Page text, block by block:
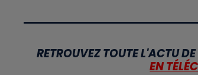
RETROUVEZ TOUTE L'ACTU
EN